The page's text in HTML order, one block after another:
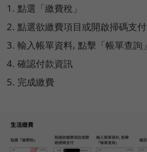
點選「繳費稅」
點選欲繳費項目或開啟掃碼支付
輸入帳單資料, 點擊「帳單查詢」
確認付款資訊
完成繳費